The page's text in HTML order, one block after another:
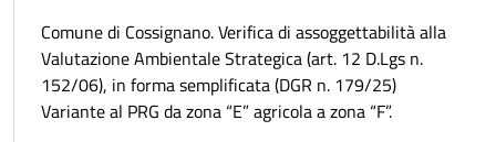
Comune di Cossignano. Verifica di assoggettabilità alla
Valutazione Ambientale Strategica (art. 12 D.Lgs n.
152/06), in forma semplificata (DGR n. 179/25)
Variante al PRG da zona “E” agricola a zona “F”.